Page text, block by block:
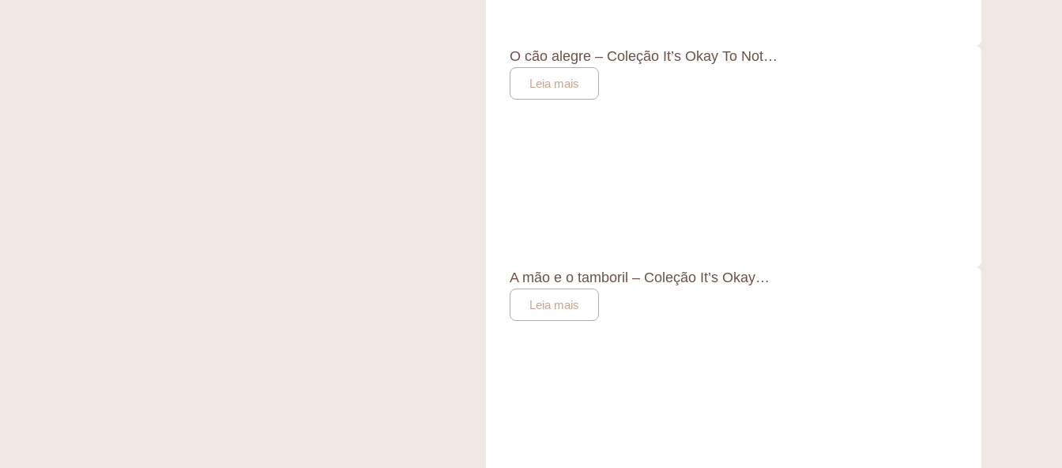
O cão alegre – Coleção It’s Okay To Not…
Leia mais
A mão e o tamboril – Coleção It’s Okay…
Leia mais